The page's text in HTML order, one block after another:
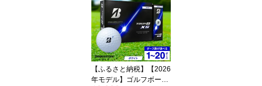
【ふるさと納税】【2026
年モデル】ゴルフボール